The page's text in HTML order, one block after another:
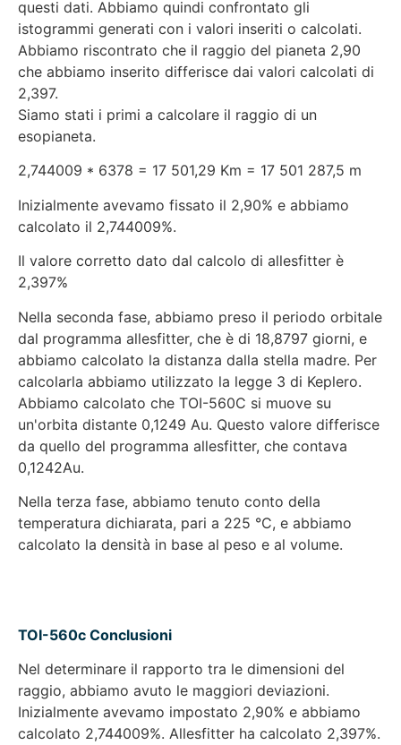
questi dati. Abbiamo quindi confrontato gli
istogrammi generati con i valori inseriti o calcolati.
Abbiamo riscontrato che il raggio del pianeta 2,90
che abbiamo inserito differisce dai valori calcolati di
2,397.
Siamo stati i primi a calcolare il raggio di un
esopianeta.
2,744009 * 6378 = 17 501,29 Km = 17 501 287,5 m
Inizialmente avevamo fissato il 2,90% e abbiamo
calcolato il 2,744009%.
Il valore corretto dato dal calcolo di allesfitter è
2,397%
Nella seconda fase, abbiamo preso il periodo orbitale
dal programma allesfitter, che è di 18,8797 giorni, e
abbiamo calcolato la distanza dalla stella madre. Per
calcolarla abbiamo utilizzato la legge 3 di Keplero.
Abbiamo calcolato che TOI-560C si muove su
un'orbita distante 0,1249 Au. Questo valore differisce
da quello del programma allesfitter, che contava
0,1242Au.
Nella terza fase, abbiamo tenuto conto della
temperatura dichiarata, pari a 225 °C, e abbiamo
calcolato la densità in base al peso e al volume.
TOI-560c Conclusioni
Nel determinare il rapporto tra le dimensioni del
raggio, abbiamo avuto le maggiori deviazioni.
Inizialmente avevamo impostato 2,90% e abbiamo
calcolato 2,744009%. Allesfitter ha calcolato 2,397%.